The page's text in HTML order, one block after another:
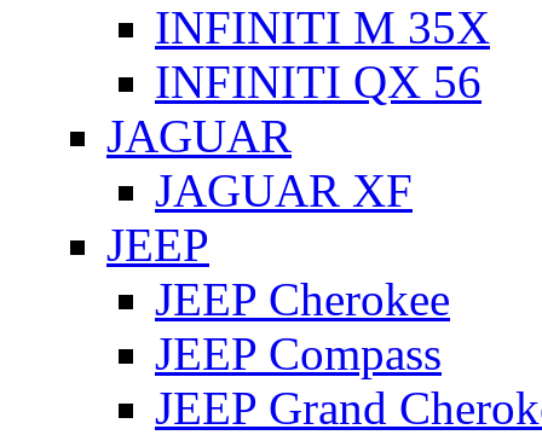
INFINITI M 35X
INFINITI QX 56
JAGUAR
JAGUAR XF
JEEP
JEEP Cherokee
JEEP Compass
JEEP Grand